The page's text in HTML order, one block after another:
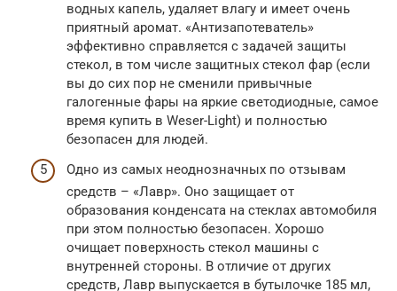
водных капель, удаляет влагу и имеет очень
приятный аромат. «Антизапотеватель»
эффективно справляется с задачей защиты
стекол, в том числе защитных стекол фар (если
вы до сих пор не сменили привычные
галогенные фары на яркие светодиодные, самое
время купить в Weser-Light) и полностью
безопасен для людей.
Одно из самых неоднозначных по отзывам
средств – «Лавр». Оно защищает от
образования конденсата на стеклах автомобиля
при этом полностью безопасен. Хорошо
очищает поверхность стекол машины с
внутренней стороны. В отличие от других
средств, Лавр выпускается в бутылочке 185 мл,